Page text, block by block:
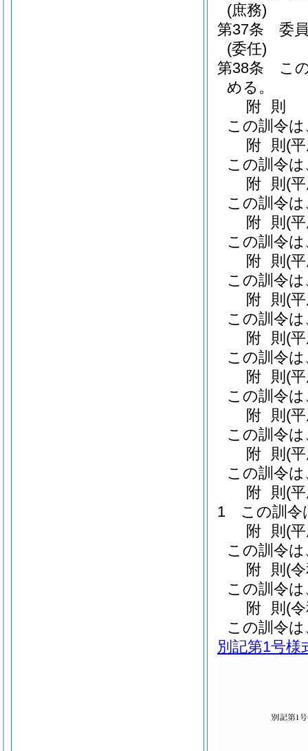
(庶務)
第37条
委
(委任)
第38条
こ
める。
附 則
この訓令
附 則 (
この訓令
附 則 (
この訓令
附 則 (
この訓令
附 則 (
この訓令
附 則 (
この訓令
附 則 (
この訓令
附 則 (
この訓令
附 則 (
この訓令
附 則 (
この訓令
附 則 (
1
この訓令
附 則 (
この訓令
附 則 (
この訓令
附 則 (
この訓令
別記第1号様